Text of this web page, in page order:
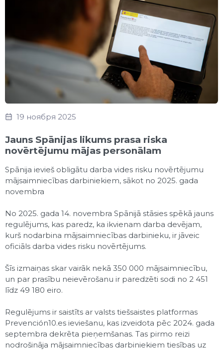
19 ноября 2025
Jauns Spānijas likums prasa riska
novērtējumu mājas personālam
Spānija ievieš obligātu darba vides risku novērtējumu
mājsaimniecības darbiniekiem, sākot no 2025. gada
novembra
No 2025. gada 14. novembra Spānijā stāsies spēkā jauns
regulējums, kas paredz, ka ikvienam darba devējam,
kurš nodarbina mājsaimniecības darbinieku, ir jāveic
oficiāls darba vides risku novērtējums.
Šīs izmaiņas skar vairāk nekā 350 000 mājsaimniecību,
un par prasību neievērošanu ir paredzēti sodi no 2 451
līdz 49 180 eiro.
Regulējums ir saistīts ar valsts tiešsaistes platformas
Prevención10.es ieviešanu, kas izveidota pēc 2024. gada
septembra dekrēta pieņemšanas. Tas pirmo reizi
nodrošināja mājsaimniecības darbiniekiem tiesības uz